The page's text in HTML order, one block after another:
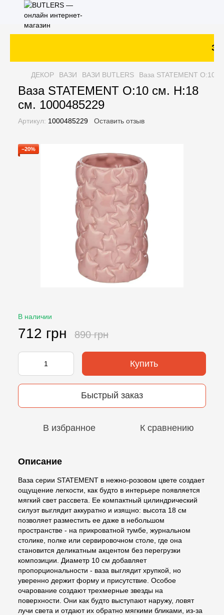
ДЕКОР ВАЗИ ВАЗИ BUTLERS Ваза STATEMENT O:10
Ваза STATEMENT O:10 см. H:18
см. 1000485229
Артикул: 1000485229 Оставить отзыв
−20%
В наличии
712 грн 890 грн
Купить
Быстрый заказ
В избранное К сравнению
Описание
Ваза серии STATEMENT в нежно-розовом цвете создает
ощущение легкости, как будто в интерьере появляется
мягкий свет рассвета. Ее компактный цилиндрический
силуэт выглядит аккуратно и изящно: высота 18 см
позволяет разместить ее даже в небольшом
пространстве - на прикроватной тумбе, журнальном
столике, полке или сервировочном столе, где она
становится деликатным акцентом без перегрузки
композиции. Диаметр 10 см добавляет
пропорциональности - ваза выглядит хрупкой, но
уверенно держит форму и присутствие. Особое
очарование создают трехмерные звезды на
поверхности. Они как будто выступают наружу, ловят
лучи света и отдают их обратно мягкими бликами, из-за